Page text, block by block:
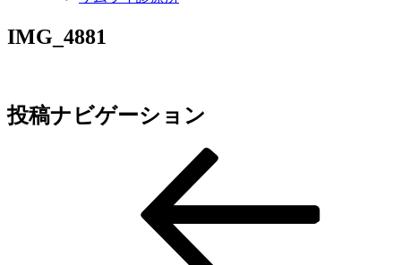
IMG_4881
投稿ナビゲーション